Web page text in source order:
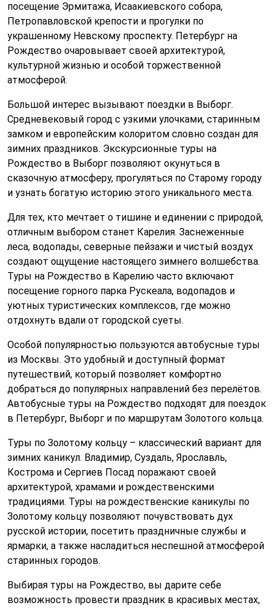
посещение Эрмитажа, Исаакиевского собора,
Петропавловской крепости и прогулки по
украшенному Невскому проспекту. Петербург на
Рождество очаровывает своей архитектурой,
культурной жизнью и особой торжественной
атмосферой.
Большой интерес вызывают поездки в Выборг.
Средневековый город с узкими улочками, старинным
замком и европейским колоритом словно создан для
зимних праздников. Экскурсионные туры на
Рождество в Выборг позволяют окунуться в
сказочную атмосферу, прогуляться по Старому городу
и узнать богатую историю этого уникального места.
Для тех, кто мечтает о тишине и единении с природой,
отличным выбором станет Карелия. Заснеженные
леса, водопады, северные пейзажи и чистый воздух
создают ощущение настоящего зимнего волшебства.
Туры на Рождество в Карелию часто включают
посещение горного парка Рускеала, водопадов и
уютных туристических комплексов, где можно
отдохнуть вдали от городской суеты.
Особой популярностью пользуются автобусные туры
из Москвы. Это удобный и доступный формат
путешествий, который позволяет комфортно
добраться до популярных направлений без перелётов.
Автобусные туры на Рождество подходят для поездок
в Петербург, Выборг и по маршрутам Золотого кольца.
Туры по Золотому кольцу – классический вариант для
зимних каникул. Владимир, Суздаль, Ярославль,
Кострома и Сергиев Посад поражают своей
архитектурой, храмами и рождественскими
традициями. Туры на рождественские каникулы по
Золотому кольцу позволяют почувствовать дух
русской истории, посетить праздничные службы и
ярмарки, а также насладиться неспешной атмосферой
старинных городов.
Выбирая туры на Рождество, вы дарите себе
возможность провести праздник в красивых местах,